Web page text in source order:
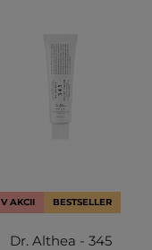
V AKCII BESTSELLER
Dr. Althea - 345